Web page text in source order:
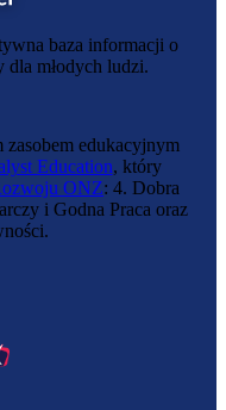
baza informacji o
dla młodych ludzi.
edukacyjnym
Education, który
ONZ: 4. Dobra
i Godna Praca oraz